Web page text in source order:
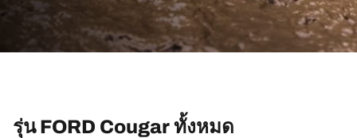
รุ่น FORD Cougar ทั้งหมด